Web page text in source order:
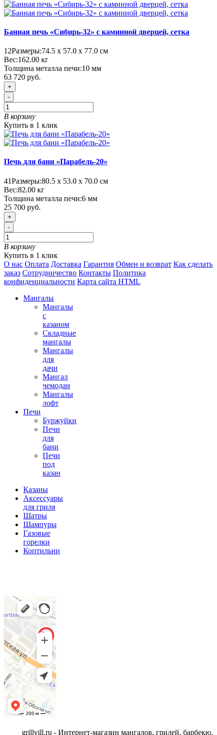
Банная печь «Сибирь-32» с каминной дверцей, сетка
12Размеры:74.5 х 57.0 х 77.0 см
Вес:162.00 кг
Толщина металла печи:10 мм
63 720 руб.
+
-
В корзину
Купить в 1 клик
Печь для бани «Парабель-20»
41Размеры:80.5 х 53.0 х 70.0 см
Вес:82.00 кг
Толщина металла печи:6 мм
25 700 руб.
+
-
В корзину
Купить в 1 клик
О нас Оплата Доставка Гарантия Обмен и возврат Как сделать
заказ Сотрудничество Контакты Политика
конфиденциальности Карта сайта HTML
Мангалы
Мангалы
с
казаном
Складные
мангалы
Мангалы
для
дачи
Мангал
чемодан
Мангалы
лофт
Печи
Буржуйки
Печи
для
бани
Печи
под
казан
Казаны
Аксессуары
для гриля
Шатры
Шампуры
Газовые
горелки
Коптильни
grillvill.ru - Интернет-магазин мангалов, грилей, барбекю,